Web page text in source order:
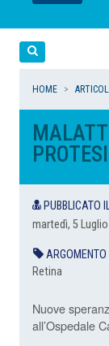
LEGGI
LEGGI
LEGGI
LEGGI
HOME ARTICOLI
PUBBLICATO
martedì, 5
ARGOMENTO
Retina
Nuove
all’Ospedale